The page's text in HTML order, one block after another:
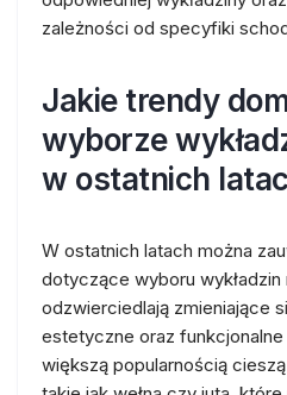
zależności od specyfiki
Jakie trendy
wyborze
w ostatnich
W ostatnich latach można
dotyczące wyboru wykładzin
odzwierciedlają zmieniające
estetyczne oraz
większą popularnością